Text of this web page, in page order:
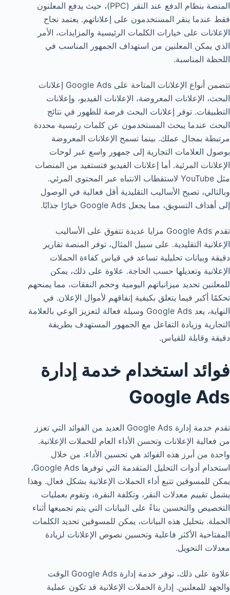
المنصة بنظام الدفع عند النقر (PPC)، حيث يدفع المعلنون
فقط عندما ينقر المستخدمون على إعلاناتهم. يعتمد نجاح
الإعلانات على خيارات الكلمات الرئيسية والمزايدات، الأمر
الذي يمكن المعلنين من استهداف الجمهور المناسب في
اللحظة المناسبة.
تتضمن أنواع الإعلانات المتاحة على Google Ads إعلانات
البحث، الإعلانات المعروضة، الإعلانات الفيديو، وإعلانات
التطبيقات. توفر إعلانات البحث فرصة للظهور في نتائج
البحث عندما يبحث المستخدمون عن كلمات رئيسية محددة
مرتبطة بمجال عملك. بينما تسمح الإعلانات المعروضة
بوصول العلامات التجارية إلى جمهور واسع عبر لوحات
الإعلانات المرئية. أما إعلانات الفيديو فتستفيد من المنصات
مثل YouTube لاستقطاب الانتباه عبر المحتوى المرئي.
وبالتالي، تصبح الأساليب التقليدية أقل فعالية في الوصول
إلى أهداف التسويق، مما يجعل Google Ads خيارًا جذابًا.
تقدم Google Ads مزايا عديدة تتفوق على الأساليب
الإعلانية التقليدية. على سبيل المثال، توفر المنصة تقارير
دقيقة وبيانات تحليلية تساعد في قياس كفاءة الحملات
الإعلانية وتعديلها حسب الحاجة. علاوة على ذلك، يمكن
للمعلنين تحديد ميزانياتهم اليومية وحجم النفقات، مما يمنحهم
تحكمًا أكبر فيما يتعلق بكيفية إنفاقهم لأموال الإعلان. في
النهاية، يعد Google Ads وسيلة فعالة لتعزيز الوعي بالعلامة
التجارية وزيادة التفاعل مع الجمهور المستهدف بطريقة
دقيقة وقابلة للقياس.
فوائد استخدام خدمة إدارة
Google Ads
تقدم خدمة إدارة Google Ads العديد من الفوائد التي تعزز
من فعالية الإعلانات وتحسن الأداء العام للحملات الإعلانية.
واحدة من أبرز هذه الفوائد هي تحسين الأداء. من خلال
استخدام أدوات التحليل المتقدمة التي توفرها Google Ads،
يمكن للمسوقين تتبع أداء الحملات الإعلانية بشكل فعال. وهذا
يشمل تقييم معدلات النقر، وتكلفة النقرة، وتقوم بعمليات
التخصيص والتحسين بناءً على البيانات التي يتم تجميعها أثناء
الحملة. بتحليل هذه البيانات، يمكن للمسوقين تحديد الكلمات
المفتاحية الأكثر فاعلية وتحسين نصوص الإعلانات لزيادة
معدلات التحويل.
علاوة على ذلك، توفر خدمة إدارة Google Ads الوقت
والجهد للمعلنين. إدارة الحملات الإعلانية قد تكون عملية